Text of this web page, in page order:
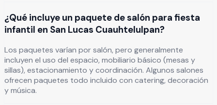
¿Qué incluye un paquete de salón para fiesta
infantil en San Lucas Cuauhtelulpan?
Los paquetes varían por salón, pero generalmente
incluyen el uso del espacio, mobiliario básico (mesas y
sillas), estacionamiento y coordinación. Algunos salones
ofrecen paquetes todo incluido con catering, decoración
y música.